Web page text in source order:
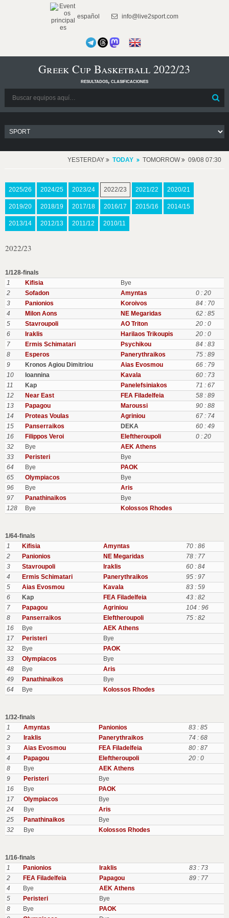
español info@live2sport.com
Greek Cup Basketball 2022/23
resultados, clasificaciones
YESTERDAY TODAY TOMORROW 09/08 07:30
2025/26 2024/25 2023/24 2022/23 2021/22 2020/21
2019/20 2018/19 2017/18 2016/17 2015/16 2014/15
2013/14 2012/13 2011/12 2010/11
2022/23
1/128-finals
1
Kifisia
Bye
2
Sofadon Amyntas
0 : 20
3
Panionios Koroivos
84 : 70
4
Milon Aons NE Megaridas
62 : 85
5
Stavroupoli AO Triton
20 : 0
6
Iraklis Harilaos Trikoupis
20 : 0
7
Ermis Schimatari Psychikou
84 : 83
8
Esperos Panerythraikos
75 : 89
9
Kronos Agiou Dimitriou Aias Evosmou
66 : 79
10
Ioannina Kavala
60 : 73
11
Kap Panelefsiniakos
71 : 67
12
Near East FEA Filadelfeia
58 : 89
13
Papagou Maroussi
90 : 88
14
Proteas Voulas Agriniou
67 : 74
15
Panserraikos DEKA
60 : 49
16
Filippos Veroi Eleftheroupoli
0 : 20
32
Bye
AEK Athens
33
Peristeri
Bye
64
Bye
PAOK
65
Olympiacos
Bye
96
Bye
Aris
97
Panathinaikos
Bye
128
Bye Kolossos Rhodes
1/64-finals
1
Kifisia Amyntas
70 : 86
2
Panionios NE Megaridas
78 : 77
3
Stavroupoli Iraklis
60 : 84
4
Ermis Schimatari Panerythraikos
95 : 97
5
Aias Evosmou Kavala
83 : 59
6
Kap FEA Filadelfeia
43 : 82
7
Papagou Agriniou
104 : 96
8
Panserraikos Eleftheroupoli
75 : 82
16
Bye
AEK Athens
17
Peristeri
Bye
32
Bye
PAOK
33
Olympiacos
Bye
48
Bye
Aris
49
Panathinaikos
Bye
64
Bye Kolossos Rhodes
1/32-finals
1
Amyntas Panionios
83 : 85
2
Iraklis Panerythraikos
74 : 68
3
Aias Evosmou FEA Filadelfeia
80 : 87
4
Papagou Eleftheroupoli
20 : 0
8
Bye
AEK Athens
9
Peristeri
Bye
16
Bye
PAOK
17
Olympiacos
Bye
24
Bye
Aris
25
Panathinaikos
Bye
32
Bye Kolossos Rhodes
1/16-finals
1
Panionios Iraklis
83 : 73
2
FEA Filadelfeia Papagou
89 : 77
4
Bye
AEK Athens
5
Peristeri
Bye
8
Bye
PAOK